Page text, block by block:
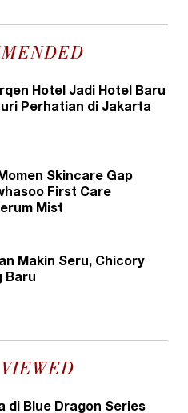
Hotel Jadi Hotel Baru
Perhatian di Jakarta
Skincare Gap
First Care
Mist
Makin Seru, Chicory
Baru
di Blue Dragon Series